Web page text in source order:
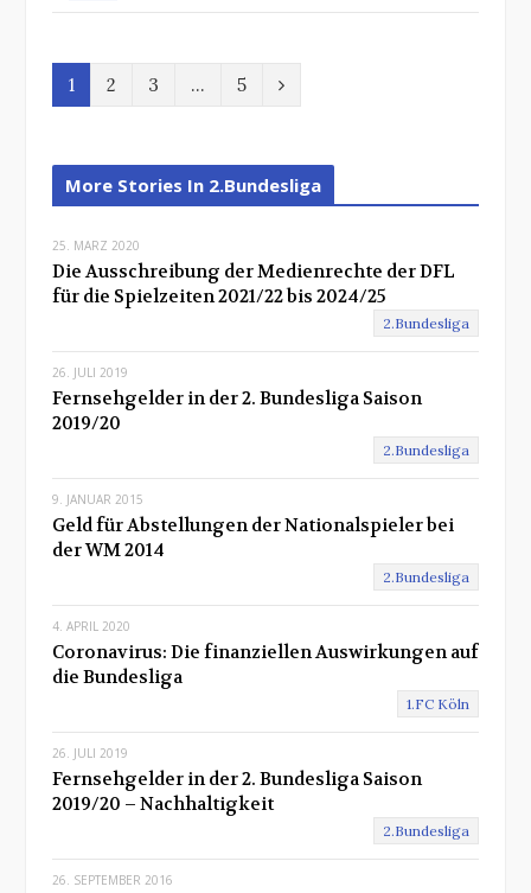
1 2 3 … 5
N
x
t
More Stories In 2.Bundesliga
25. MÄRZ 2020
Die Ausschreibung der Medienrechte der DFL
für die Spielzeiten 2021/22 bis 2024/25
2.Bundesliga
26. JULI 2019
Fernsehgelder in der 2. Bundesliga Saison
2019/20
2.Bundesliga
9. JANUAR 2015
Geld für Abstellungen der Nationalspieler bei
der WM 2014
2.Bundesliga
4. APRIL 2020
Coronavirus: Die finanziellen Auswirkungen auf
die Bundesliga
1.FC Köln
26. JULI 2019
Fernsehgelder in der 2. Bundesliga Saison
2019/20 – Nachhaltigkeit
2.Bundesliga
26. SEPTEMBER 2016